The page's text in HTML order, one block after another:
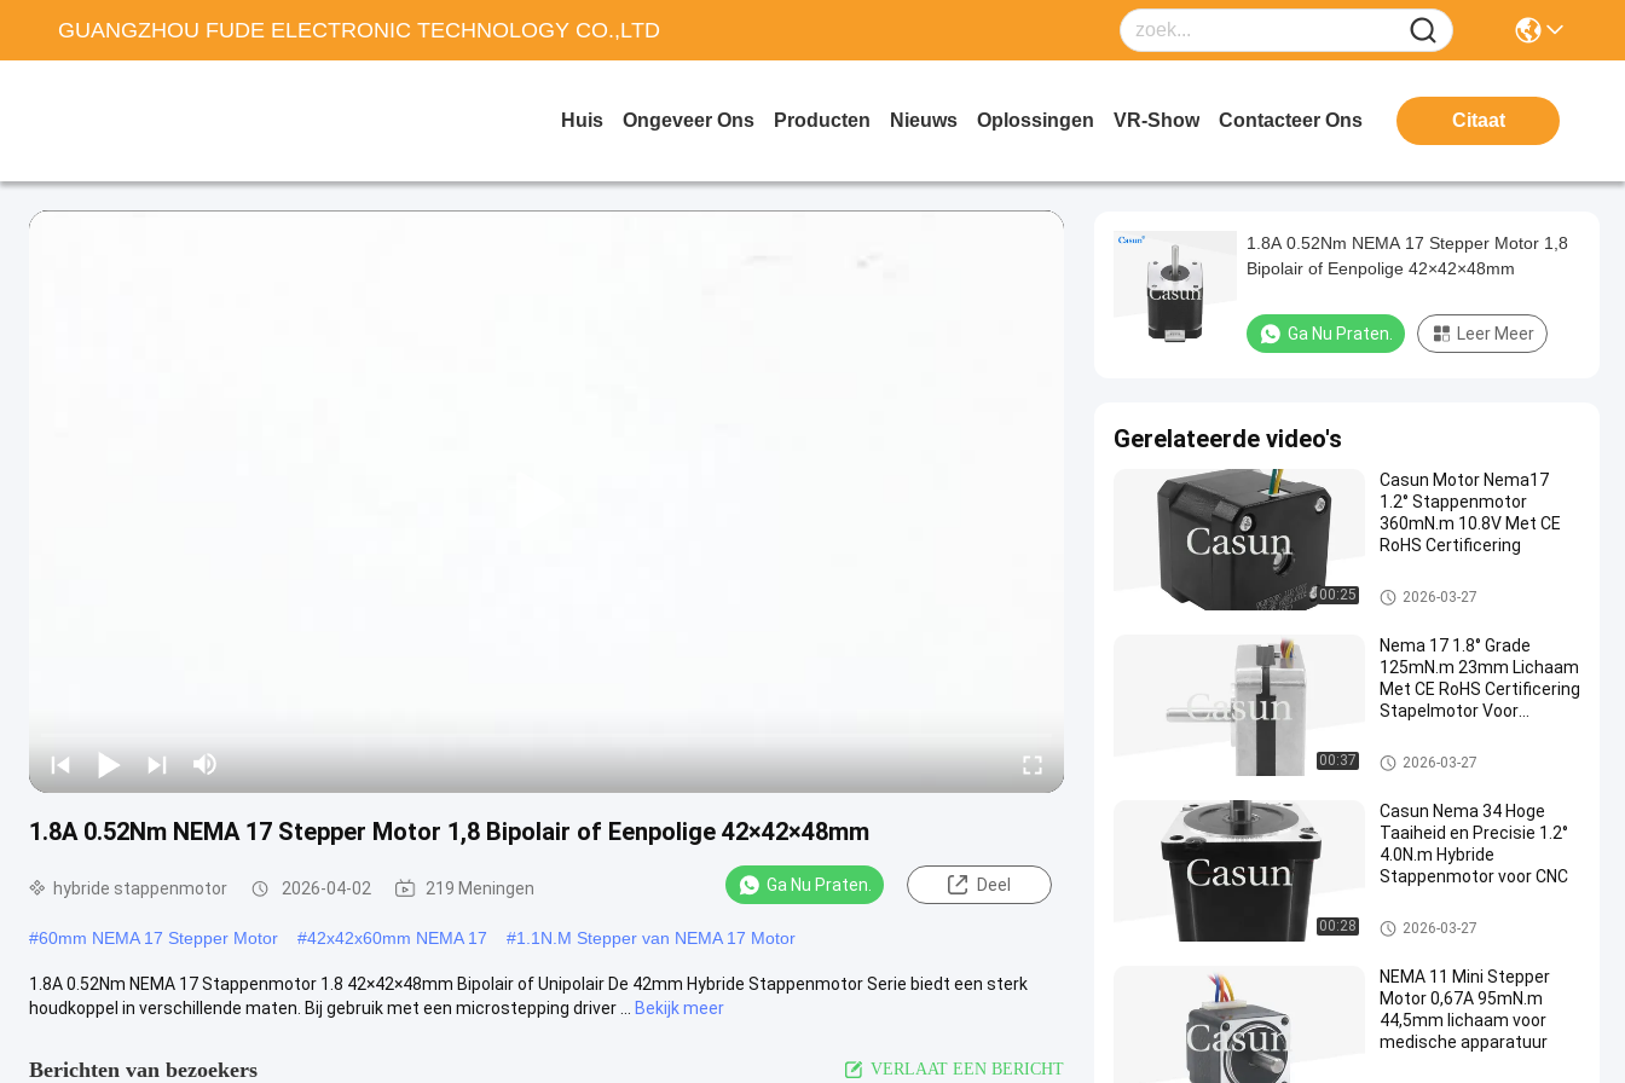
GUANGZHOU FUDE ELECTRONIC TECHNOLOGY CO.,LTD
Huis Ongeveer Ons Producten Nieuws Oplossingen VR-Show Contacteer Ons Citaat
1.8A 0.52Nm NEMA 17 Stepper Motor 1,8 Bipolair of Eenpolige 42×42×48mm
hybride stappenmotor 2026-04-02 219 Meningen Ga Nu Praten. Deel
#60mm NEMA 17 Stepper Motor #42x42x60mm NEMA 17 #1.1N.M Stepper van NEMA 17 Motor
1.8A 0.52Nm NEMA 17 Stappenmotor 1.8 42×42×48mm Bipolair of Unipolair De 42mm Hybride Stappenmotor Serie biedt een sterk
houdkoppel in verschillende maten. Bij gebruik met een microstepping driver ...
Bekijk meer
Berichten van bezoekers VERLAAT EEN BERICHT
1.8A 0.52Nm NEMA 17 Stepper Motor 1,8
Bipolair of Eenpolige 42×42×48mm
Ga Nu Praten. Leer Meer
Gerelateerde video's
00:25
Casun Motor Nema17
1.2° Stappenmotor
360mN.m 10.8V Met CE
RoHS Certificering
Nema 17 stappenmotor
2026-03-27
00:37
Nema 17 1.8° Grade
125mN.m 23mm Lichaam
Met CE RoHS Certificering
Stapelmotor Voor
Nema 17 stappenmotor
2026-03-27
00:28
Casun Nema 34 Hoge
Taaiheid en Precisie 1.2°
4.0N.m Hybride
Stappenmotor voor CNC
Nema 17 stappenmotor
2026-03-27
NEMA 11 Mini Stepper
Motor 0,67A 95mN.m
44,5mm lichaam voor
medische apparatuur